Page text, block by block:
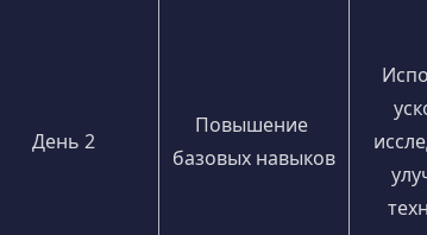
День 2
Повышение
базовых навыков